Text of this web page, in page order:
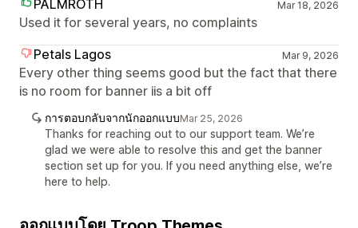
PALMROTH
Mar 18, 2026
Used it for several years, no complaints
Petals Lagos
Mar 9, 2026
Every other thing seems good but the fact that there
is no room for banner iis a bit off
การตอบกลับจากนักออกแบบMar 25, 2026
Thanks for reaching out to our support team. We’re
glad we were able to resolve this and get the banner
section set up for you. If you need anything else, we’re
here to help.